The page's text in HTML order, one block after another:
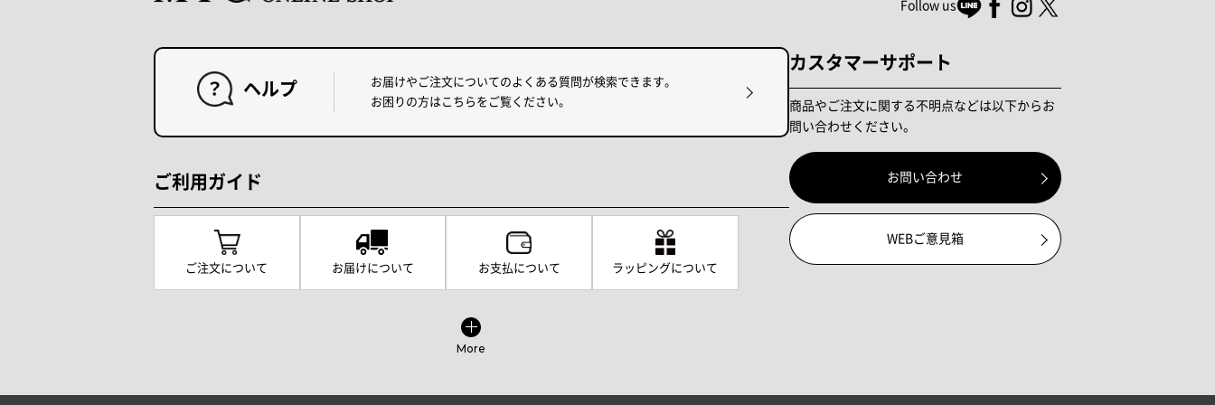
Follow us
ヘルプ
お届けやご注文についてのよくある質問が検索できます。
お困りの方はこちらをご覧ください。
ご利用ガイド
ご注文について お届けについて お支払について ラッピングについて
More
カスタマーサポート
商品やご注文に関する不明点などは以下からお
問い合わせください。
お問い合わせ
WEBご意見箱